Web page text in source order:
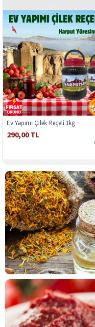
Ev Yapımı Çilek Reçeli 1kg
290,00 TL